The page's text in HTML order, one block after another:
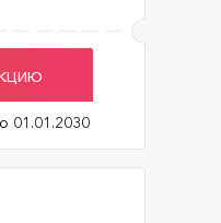
01.01.2030